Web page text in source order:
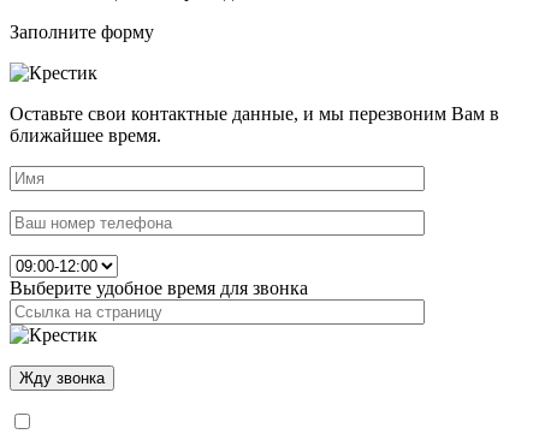
Заполните форму
Оставьте свои контактные данные, и мы перезвоним Вам в
ближайшее время.
Выберите удобное время для звонка